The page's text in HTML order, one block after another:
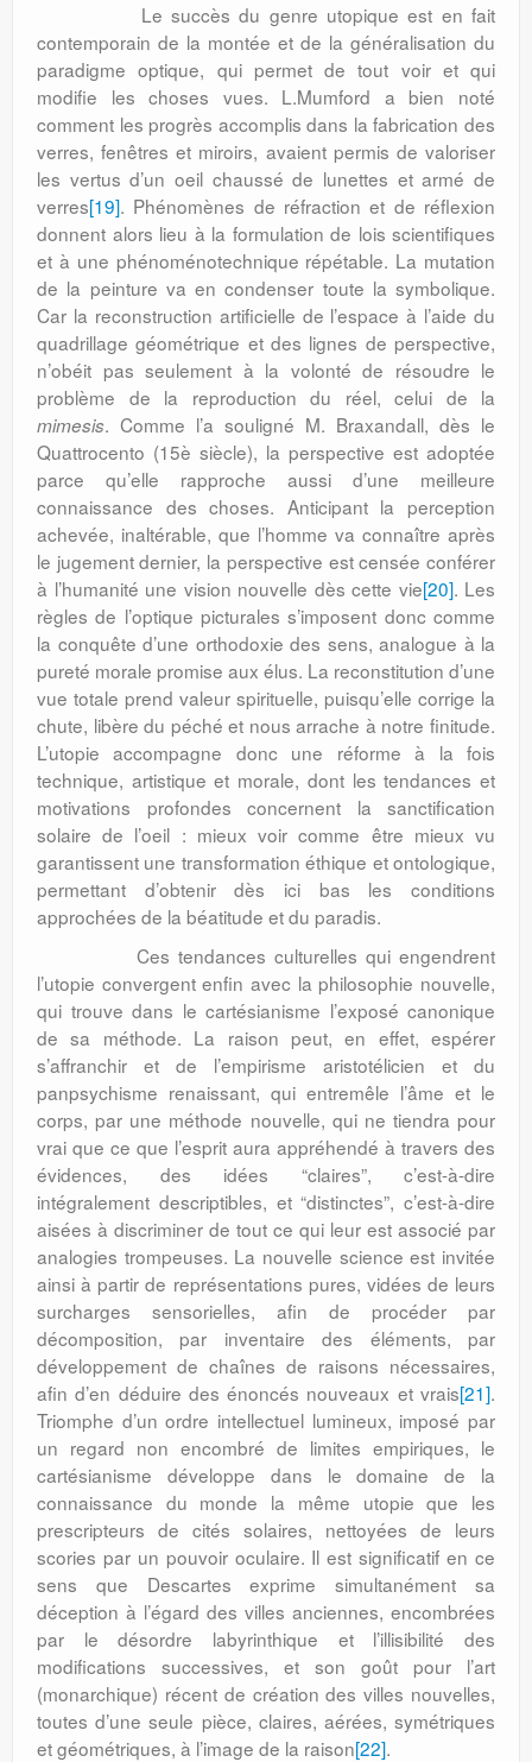
Le succès du genre utopique est en fait
contemporain de la montée et de la généralisation du
paradigme optique, qui permet de tout voir et qui
modifie les choses vues. L.Mumford a bien noté
comment les progrès accomplis dans la fabrication des
verres, fenêtres et miroirs, avaient permis de valoriser
les vertus d’un oeil chaussé de lunettes et armé de
verres[19]. Phénomènes de réfraction et de réflexion
donnent alors lieu à la formulation de lois scientifiques
et à une phénoménotechnique répétable. La mutation
de la peinture va en condenser toute la symbolique.
Car la reconstruction artificielle de l’espace à l’aide du
quadrillage géométrique et des lignes de perspective,
n’obéit pas seulement à la volonté de résoudre le
problème de la reproduction du réel, celui de la
mimesis. Comme l’a souligné M. Braxandall, dès le
Quattrocento (15è siècle), la perspective est adoptée
parce qu’elle rapproche aussi d’une meilleure
connaissance des choses. Anticipant la perception
achevée, inaltérable, que l’homme va connaître après
le jugement dernier, la perspective est censée conférer
à l’humanité une vision nouvelle dès cette vie[20]. Les
règles de l’optique picturales s’imposent donc comme
la conquête d’une orthodoxie des sens, analogue à la
pureté morale promise aux élus. La reconstitution d’une
vue totale prend valeur spirituelle, puisqu’elle corrige la
chute, libère du péché et nous arrache à notre finitude.
L’utopie accompagne donc une réforme à la fois
technique, artistique et morale, dont les tendances et
motivations profondes concernent la sanctification
solaire de l’oeil : mieux voir comme être mieux vu
garantissent une transformation éthique et ontologique,
permettant d’obtenir dès ici bas les conditions
approchées de la béatitude et du paradis.
Ces tendances culturelles qui engendrent
l’utopie convergent enfin avec la philosophie nouvelle,
qui trouve dans le cartésianisme l’exposé canonique
de sa méthode. La raison peut, en effet, espérer
s’affranchir et de l’empirisme aristotélicien et du
panpsychisme renaissant, qui entremêle l’âme et le
corps, par une méthode nouvelle, qui ne tiendra pour
vrai que ce que l’esprit aura appréhendé à travers des
évidences, des idées “claires”, c’est-à-dire
intégralement descriptibles, et “distinctes”, c’est-à-dire
aisées à discriminer de tout ce qui leur est associé par
analogies trompeuses. La nouvelle science est invitée
ainsi à partir de représentations pures, vidées de leurs
surcharges sensorielles, afin de procéder par
décomposition, par inventaire des éléments, par
développement de chaînes de raisons nécessaires,
afin d’en déduire des énoncés nouveaux et vrais[21].
Triomphe d’un ordre intellectuel lumineux, imposé par
un regard non encombré de limites empiriques, le
cartésianisme développe dans le domaine de la
connaissance du monde la même utopie que les
prescripteurs de cités solaires, nettoyées de leurs
scories par un pouvoir oculaire. Il est significatif en ce
sens que Descartes exprime simultanément sa
déception à l’égard des villes anciennes, encombrées
par le désordre labyrinthique et l’illisibilité des
modifications successives, et son goût pour l’art
(monarchique) récent de création des villes nouvelles,
toutes d’une seule pièce, claires, aérées, symétriques
et géométriques, à l’image de la raison[22].